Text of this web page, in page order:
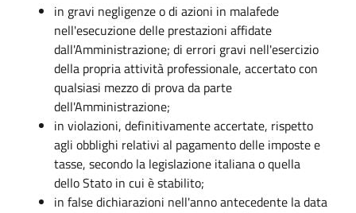
in gravi negligenze o di azioni in malafede
nell'esecuzione delle prestazioni affidate
dall'Amministrazione; di errori gravi nell'esercizio
della propria attività professionale, accertato con
qualsiasi mezzo di prova da parte
dell'Amministrazione;
in violazioni, definitivamente accertate, rispetto
agli obblighi relativi al pagamento delle imposte e
tasse, secondo la legislazione italiana o quella
dello Stato in cui è stabilito;
in false dichiarazioni nell'anno antecedente la data